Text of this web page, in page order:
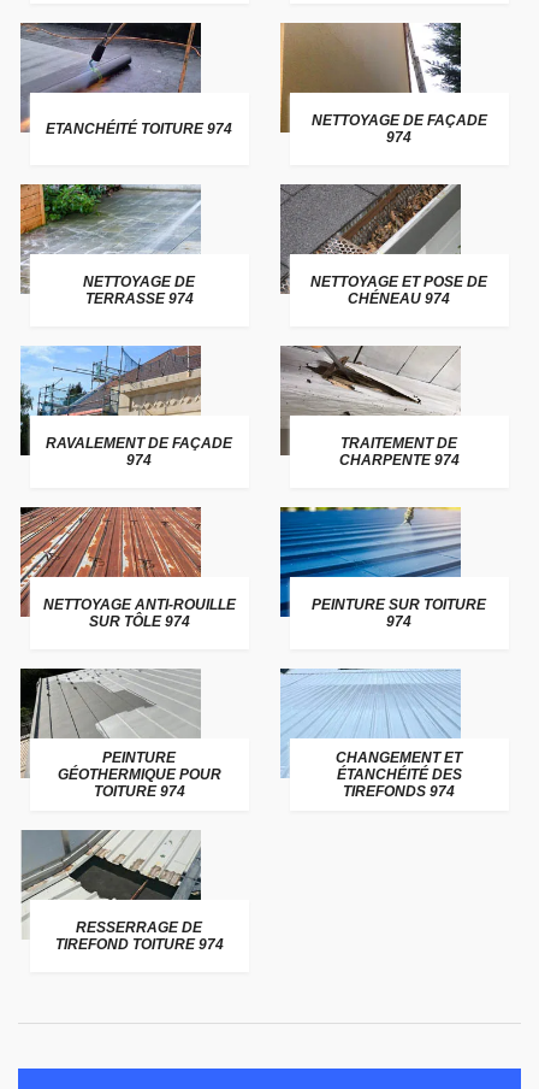
ETANCHÉITÉ TOITURE 974
NETTOYAGE DE FAÇADE
974
NETTOYAGE DE
TERRASSE 974
NETTOYAGE ET POSE DE
CHÉNEAU 974
RAVALEMENT DE FAÇADE
974
TRAITEMENT DE
CHARPENTE 974
NETTOYAGE ANTI-ROUILLE
SUR TÔLE 974
PEINTURE SUR TOITURE
974
PEINTURE
GÉOTHERMIQUE POUR
TOITURE 974
CHANGEMENT ET
ÉTANCHÉITÉ DES
TIREFONDS 974
RESSERRAGE DE
TIREFOND TOITURE 974